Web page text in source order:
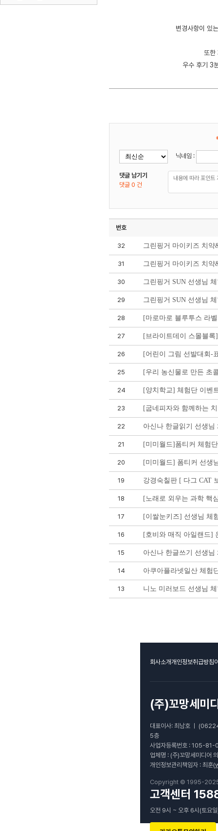
변경사항이 있
또
우수 후기 3
닉네임 :
댓글 남기기
댓글 0 건
번호
32 그린핑거 마이키즈 치
31 그린핑거 마이키즈 치
30 그린핑거 SUN 선생님
29 그린핑거 SUN 선생님
28 [마로마로 블루투스 라
27 [브라이트데이 스몰블
26 [어린이 그림 선발대회-
25 [우리 농신물로 만든 초
24 [양치학교] 체험단 이벤
23 [굽네피자와 함께하는
22 아신나 한글읽기 선생
21 [미미월드]폼티커 체험
20 [미미월드] 폼티커 선생
19 강경숙칠판 [ 다그 CAT
18 [노래로 외우는 과학 핵
17 [이쌀눈키즈] 선생님 체
16 [호비와 매직 아일랜드]
15 아신나 한글쓰기 선생
14 아쿠아플라넷일산 체험
13 니노 미러보드 선생님
회사소개개인정보취급방침
(주)꼬망세미
대표이사: 최남호 ㅣ
5층
사업자등록번호 : 105-
업체명 : (주)꼬망세미디어
개인정보관리책임자 : 최훈(
Copyright © 1995-2025
고객센터
오전 9시 ~ 오후 6시(토요